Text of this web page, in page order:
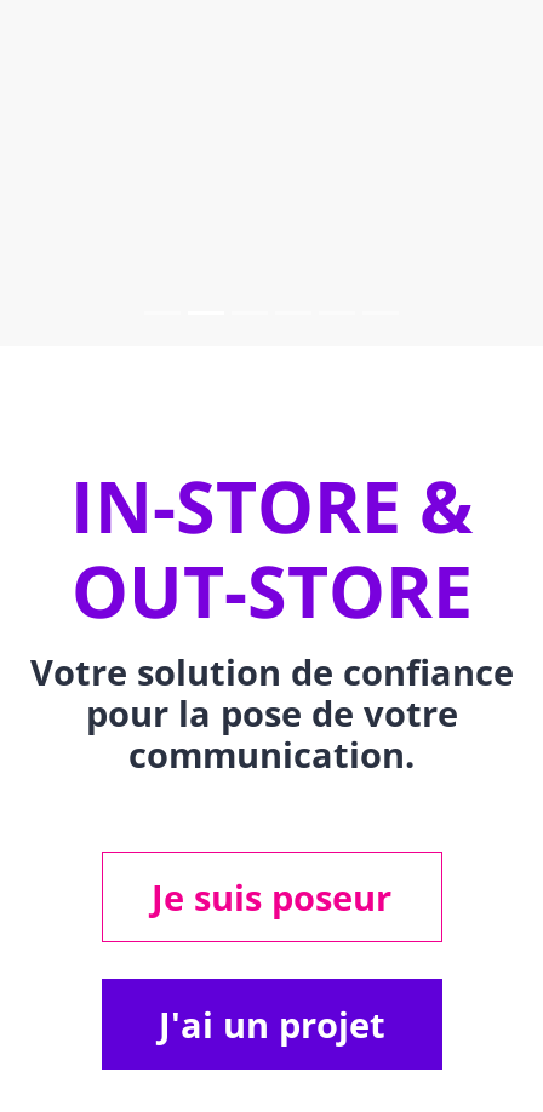
IN-STORE &
OUT-STORE
Votre solution de confiance
pour la pose de votre
communication.
Je suis poseur
J'ai un projet